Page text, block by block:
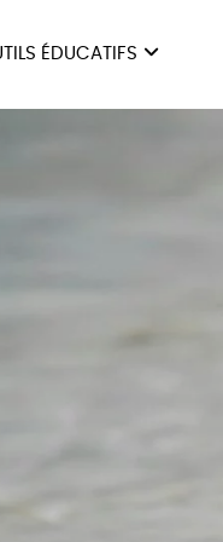
ÉDUCATIFS